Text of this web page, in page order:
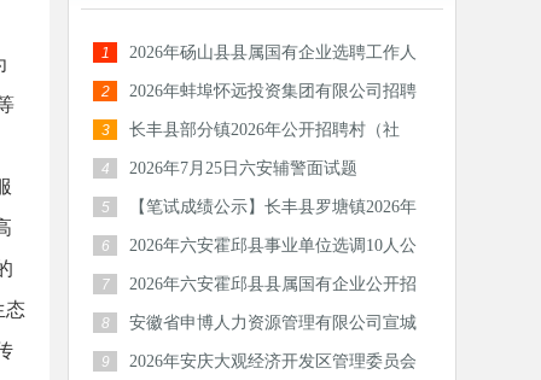
态
1
2026年砀山县县属国有企业选聘工作人
员公告
2
2026年蚌埠怀远投资集团有限公司招聘
30人公
3
长丰县部分镇2026年公开招聘村（社
区）后备
4 2026年7月25日六安辅警面试题
5
【笔试成绩公示】长丰县罗塘镇2026年
公开招
6
2026年六安霍邱县事业单位选调10人公
告
7
2026年六安霍邱县县属国有企业公开招
聘工作
8
安徽省申博人力资源管理有限公司宣城
分公司
9
2026年安庆大观经济开发区管理委员会